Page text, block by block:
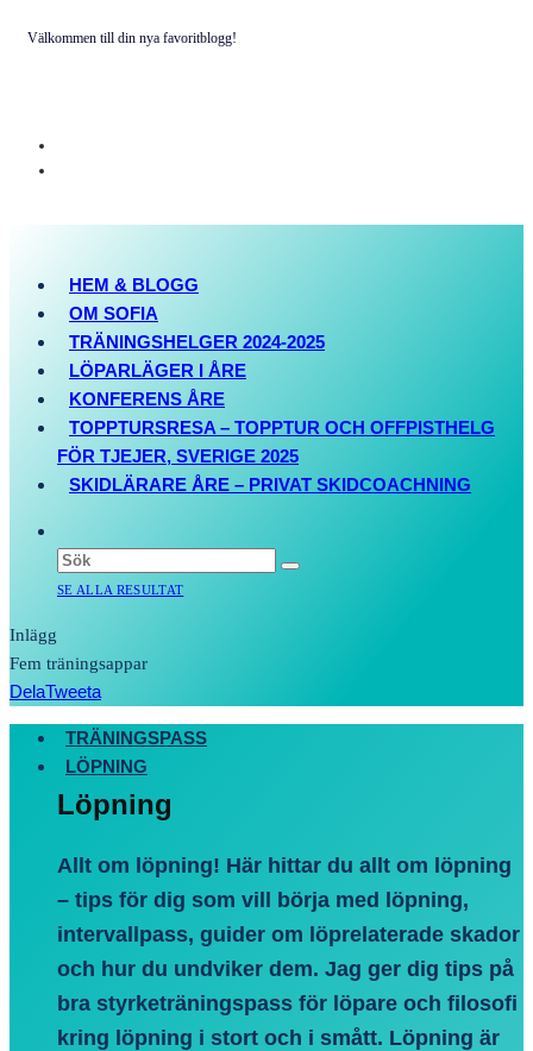
Välkommen till din nya favoritblogg!
HEM & BLOGG
OM SOFIA
TRÄNINGSHELGER 2024-2025
LÖPARLÄGER I ÅRE
KONFERENS ÅRE
TOPPTURSRESA – TOPPTUR OCH OFFPISTHELG
FÖR TJEJER, SVERIGE 2025
SKIDLÄRARE ÅRE – PRIVAT SKIDCOACHNING
SE ALLA RESULTAT
Inlägg
Fem träningsappar
DelaTweeta
TRÄNINGSPASS
LÖPNING
Löpning
Allt om löpning! Här hittar du allt om löpning
– tips för dig som vill börja med löpning,
intervallpass, guider om löprelaterade skador
och hur du undviker dem. Jag ger dig tips på
bra styrketräningspass för löpare och filosofi
kring löpning i stort och i smått. Löpning är